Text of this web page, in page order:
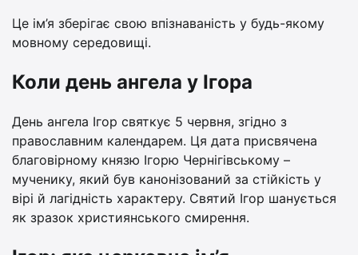
Це ім’я зберігає свою впізнаваність у будь-якому
мовному середовищі.
Коли день ангела у Ігора
День ангела Ігор святкує 5 червня, згідно з
православним календарем. Ця дата присвячена
благовірному князю Ігорю Чернігівському –
мученику, який був канонізований за стійкість у
вірі й лагідність характеру. Святий Ігор шанується
як зразок християнського смирення.